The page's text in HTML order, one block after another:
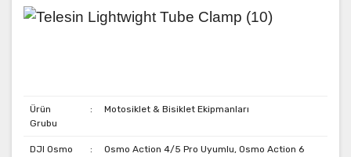
Ürün
Grubu
: Motosiklet & Bisiklet Ekipmanları
DJI Osmo
:
Osmo Action 4/5 Pro Uyumlu, Osmo Action 6